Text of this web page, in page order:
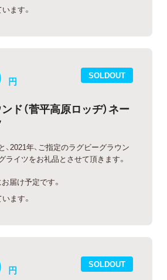
ます。
SOLDOUT
円
ド（菅平高原ロッヂ）ネー
、2021年、ご指定のラグビーグラウン
ライツをお礼品とさせて頂きます。
届け予定です。
ます。
SOLDOUT
円